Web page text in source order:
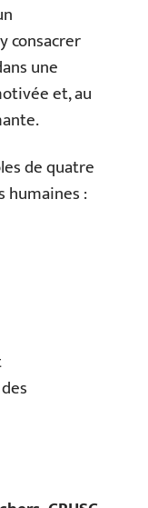
consacrer
une
et, au
de quatre
humaines :